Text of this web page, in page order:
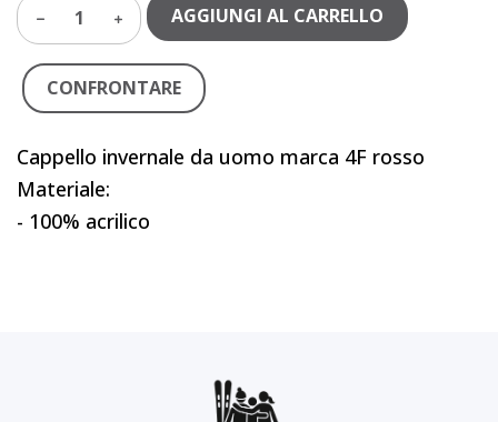
1 AGGIUNGI AL CARRELLO
CONFRONTARE
Cappello invernale da uomo marca 4F rosso
Materiale:
- 100% acrilico